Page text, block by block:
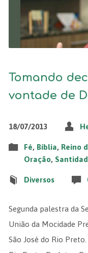
Tomando
vontade de
18/07/2013
Fé, Bíblia, Reino
Oração,
Diversos
Segunda palestra da
União da Mocidade
São José do Rio